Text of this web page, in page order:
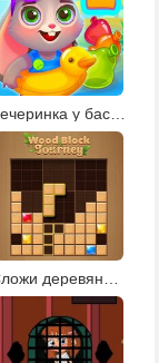
Вечеринка у бассейна 2